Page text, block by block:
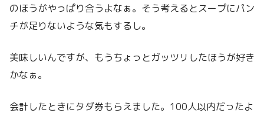
のほうがやっぱり合うよなぁ。そう考えるとスープにパン
チが足りないような気もするし。
美味しいんですが、もうちょっとガッツリしたほうが好き
かなぁ。
会計したときにタダ券もらえました。100人以内だったよ